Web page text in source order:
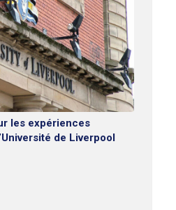
les expériences
de Liverpool